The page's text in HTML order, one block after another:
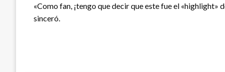
«Como fan, ¡tengo que decir que este fue el
sinceró.